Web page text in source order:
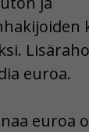
euroa.
euroa